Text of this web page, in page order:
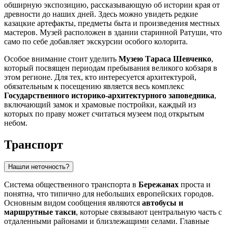
обширную экспозицию, рассказывающую об истории края от
древности до наших дней. Здесь можно увидеть редкие
казацкие артефакты, предметы быта и произведения местных
мастеров. Музей расположен в здании старинной Ратуши, что
само по себе добавляет экскурсии особого колорита.
Особое внимание стоит уделить Музею Тараса Шевченко,
который посвящен периодам пребывания великого кобзаря в
этом регионе. Для тех, кто интересуется архитектурой,
обязательным к посещению является весь комплекс
Государственного историко-архитектурного заповедника,
включающий замок и храмовые постройки, каждый из
которых по праву может считаться музеем под открытым
небом.
Транспорт
Нашли неточность?
Система общественного транспорта в Бережанах проста и
понятна, что типично для небольших европейских городов.
Основным видом сообщения являются автобусы и
маршрутные такси, которые связывают центральную часть с
отдаленными районами и близлежащими селами. Главные